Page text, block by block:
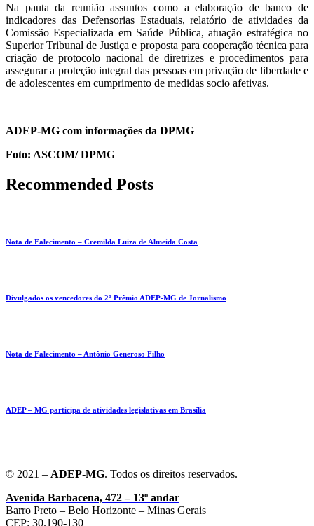
Na pauta da reunião assuntos como a elaboração de banco de
indicadores das Defensorias Estaduais, relatório de atividades da
Comissão Especializada em Saúde Pública, atuação estratégica no
Superior Tribunal de Justiça e proposta para cooperação técnica para
criação de protocolo nacional de diretrizes e procedimentos para
assegurar a proteção integral das pessoas em privação de liberdade e
de adolescentes em cumprimento de medidas socio afetivas.
ADEP-MG com informações da DPMG
Foto: ASCOM/ DPMG
Recommended Posts
Nota de Falecimento – Cremilda Luiza de Almeida Costa
Divulgados os vencedores do 2º Prêmio ADEP-MG de Jornalismo
Nota de Falecimento – Antônio Generoso Filho
ADEP – MG participa de atividades legislativas em Brasília
© 2021 – ADEP-MG. Todos os direitos reservados.
Avenida Barbacena, 472 – 13º andar
Barro Preto – Belo Horizonte – Minas Gerais
CEP: 30.190-130